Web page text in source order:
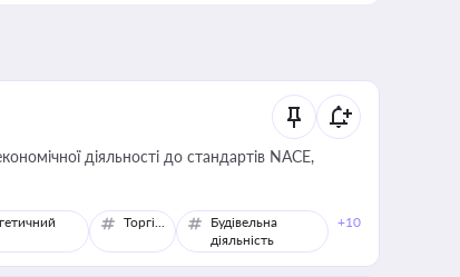
діяльності до стандартів NACE,
Торгівля
Будівельна
діяльність
+10